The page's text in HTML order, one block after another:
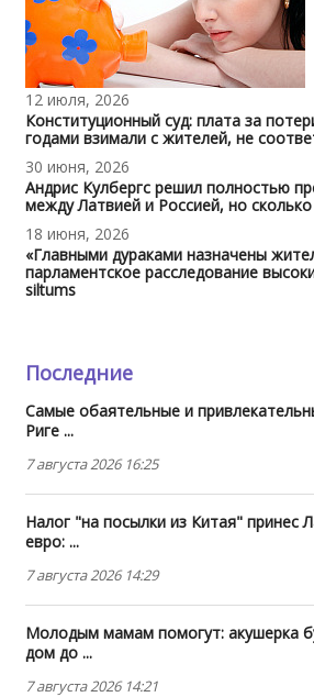
12 июля, 2026
Конституционный суд: плата за
годами взимали с жителей, не
30 июня, 2026
Андрис Кулбергс решил полностью
между Латвией и Россией, но
18 июня, 2026
«Главными дураками назначены
парламентское расследование
siltums
Последние
Самые обаятельные и
Риге ...
7 августа 2026 16:25
Налог "на посылки из Китая" принес
евро: ...
7 августа 2026 14:29
Молодым мамам помогут: акушерка
дом до ...
7 августа 2026 14:21